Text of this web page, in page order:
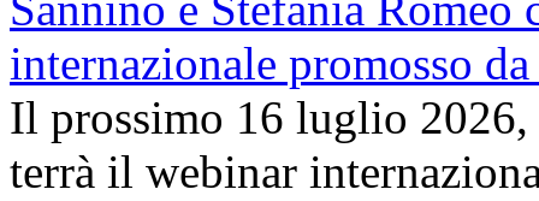
Il prossimo 16 luglio
terrà il webinar